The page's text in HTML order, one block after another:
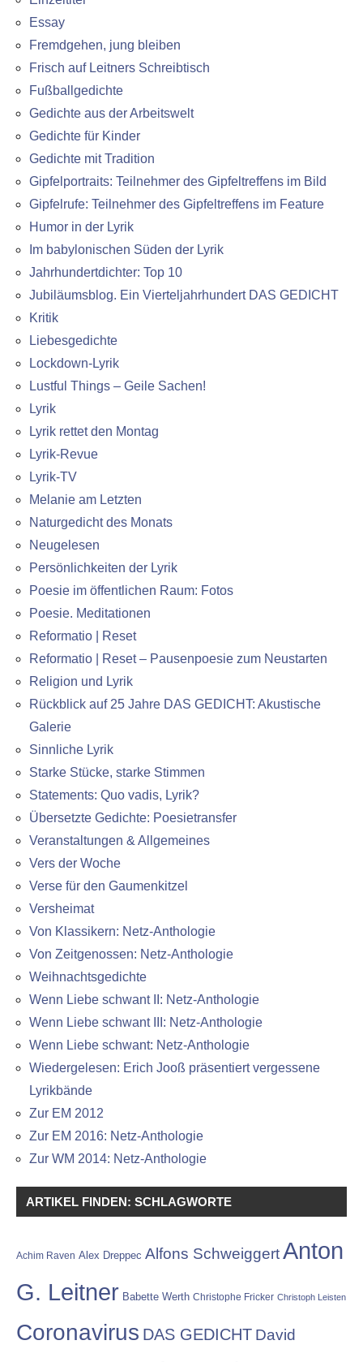
Essay
Fremdgehen, jung bleiben
Frisch auf Leitners Schreibtisch
Fußballgedichte
Gedichte aus der Arbeitswelt
Gedichte für Kinder
Gedichte mit Tradition
Gipfelportraits: Teilnehmer des Gipfeltreffens im Bild
Gipfelrufe: Teilnehmer des Gipfeltreffens im Feature
Humor in der Lyrik
Im babylonischen Süden der Lyrik
Jahrhundertdichter: Top 10
Jubiläumsblog. Ein Vierteljahrhundert DAS GEDICHT
Kritik
Liebesgedichte
Lockdown-Lyrik
Lustful Things – Geile Sachen!
Lyrik
Lyrik rettet den Montag
Lyrik-Revue
Lyrik-TV
Melanie am Letzten
Naturgedicht des Monats
Neugelesen
Persönlichkeiten der Lyrik
Poesie im öffentlichen Raum: Fotos
Poesie. Meditationen
Reformatio | Reset
Reformatio | Reset – Pausenpoesie zum Neustarten
Religion und Lyrik
Rückblick auf 25 Jahre DAS GEDICHT: Akustische
Galerie
Sinnliche Lyrik
Starke Stücke, starke Stimmen
Statements: Quo vadis, Lyrik?
Übersetzte Gedichte: Poesietransfer
Veranstaltungen & Allgemeines
Vers der Woche
Verse für den Gaumenkitzel
Versheimat
Von Klassikern: Netz-Anthologie
Von Zeitgenossen: Netz-Anthologie
Weihnachtsgedichte
Wenn Liebe schwant II: Netz-Anthologie
Wenn Liebe schwant III: Netz-Anthologie
Wenn Liebe schwant: Netz-Anthologie
Wiedergelesen: Erich Jooß präsentiert vergessene
Lyrikbände
Zur EM 2012
Zur EM 2016: Netz-Anthologie
Zur WM 2014: Netz-Anthologie
ARTIKEL FINDEN: SCHLAGWORTE
Achim Raven Alex Dreppec Alfons SchweiggertAnton
G. Leitner Babette Werth Christophe Fricker Christoph Leisten
Coronavirus DAS GEDICHT David